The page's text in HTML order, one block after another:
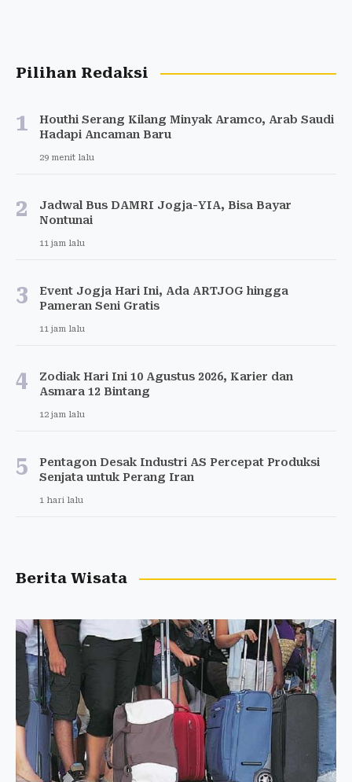
Pilihan Redaksi
1
Houthi Serang Kilang Minyak Aramco, Arab Saudi
Hadapi Ancaman Baru
29 menit lalu
2
Jadwal Bus DAMRI Jogja-YIA, Bisa Bayar
Nontunai
11 jam lalu
3
Event Jogja Hari Ini, Ada ARTJOG hingga
Pameran Seni Gratis
11 jam lalu
4
Zodiak Hari Ini 10 Agustus 2026, Karier dan
Asmara 12 Bintang
12 jam lalu
5
Pentagon Desak Industri AS Percepat Produksi
Senjata untuk Perang Iran
1 hari lalu
Berita Wisata